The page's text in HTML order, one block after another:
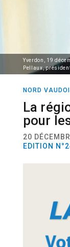
Yverdon, 19
Pellaux,
NORD
La
pour
20
EDITION